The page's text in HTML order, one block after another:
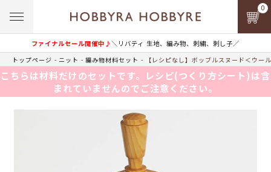
ファイナルセール開催中♪＼リバティ 生地、編み物、刺繍、刺し子／
0
トップページ ニット 編み物材料セット 【レシピなし】ボッブルスヌード＜ウー
こちらは材料だけのセットです。レシピ(つくり方シート)は含
まれていませんのでご注意ください。